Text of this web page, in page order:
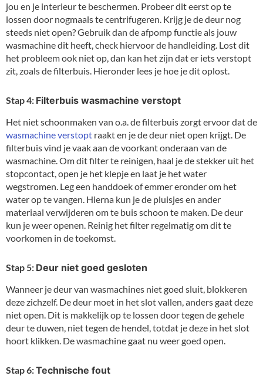
jou en je interieur te beschermen. Probeer dit eerst op te
lossen door nogmaals te centrifugeren. Krijg je de deur nog
steeds niet open? Gebruik dan de afpomp functie als jouw
wasmachine dit heeft, check hiervoor de handleiding. Lost dit
het probleem ook niet op, dan kan het zijn dat er iets verstopt
zit, zoals de filterbuis. Hieronder lees je hoe je dit oplost.
Stap 4: Filterbuis wasmachine verstopt
Het niet schoonmaken van o.a. de filterbuis zorgt ervoor dat de
wasmachine verstopt raakt en je de deur niet open krijgt. De
filterbuis vind je vaak aan de voorkant onderaan van de
wasmachine. Om dit filter te reinigen, haal je de stekker uit het
stopcontact, open je het klepje en laat je het water
wegstromen. Leg een handdoek of emmer eronder om het
water op te vangen. Hierna kun je de pluisjes en ander
materiaal verwijderen om te buis schoon te maken. De deur
kun je weer openen. Reinig het filter regelmatig om dit te
voorkomen in de toekomst.
Stap 5: Deur niet goed gesloten
Wanneer je deur van wasmachines niet goed sluit, blokkeren
deze zichzelf. De deur moet in het slot vallen, anders gaat deze
niet open. Dit is makkelijk op te lossen door tegen de gehele
deur te duwen, niet tegen de hendel, totdat je deze in het slot
hoort klikken. De wasmachine gaat nu weer goed open.
Stap 6:Technische fout